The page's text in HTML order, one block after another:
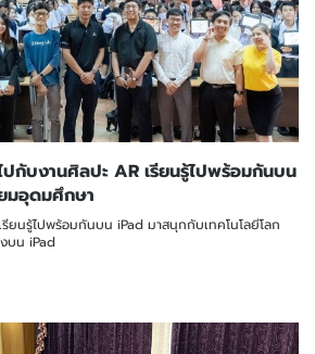
กับงานศิลปะ AR เรียนรู้ไปพร้อมกันบน
มอุดมศึกษา
ยนรู้ไปพร้อมกันบน iPad มาสนุกกับเทคโนโลยีโลก
บน iPad